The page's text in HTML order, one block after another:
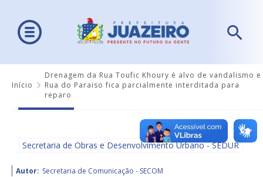
Início
Drenagem da Rua Toufic Khoury é alvo de vandalismo e
Rua do Paraiso fica parcialmente interditada para
reparo
Secretaria de Obras e Desenvolvimento Urbano - SEDUR
Autor: Secretaria de Comunicação - SECOM